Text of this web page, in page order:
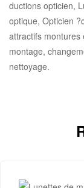
ductions opticien,
optique, Opticien
attractifs montures
montage,
nettoyage.